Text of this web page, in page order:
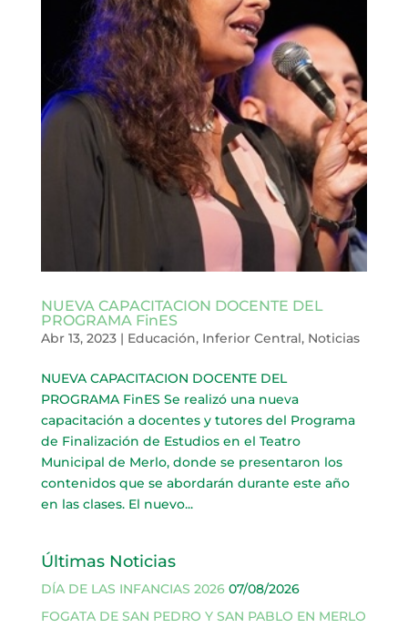
NUEVA CAPACITACION DOCENTE DEL
PROGRAMA FinES
Abr 13, 2023| Educación, Inferior Central, Noticias
NUEVA CAPACITACION DOCENTE DEL
PROGRAMA FinES Se realizó una nueva
capacitación a docentes y tutores del Programa
de Finalización de Estudios en el Teatro
Municipal de Merlo, donde se presentaron los
contenidos que se abordarán durante este año
en las clases. El nuevo...
Últimas Noticias
DÍA DE LAS INFANCIAS 2026 07/08/2026
FOGATA DE SAN PEDRO Y SAN PABLO EN MERLO